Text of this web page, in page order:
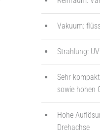
Vakuum:
Strahlung:
Sehr
sowie hohen
Hohe
Drehachse